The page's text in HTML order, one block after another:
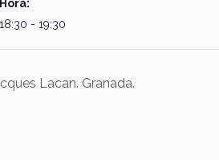
Hora:
18:30 - 19:30
Lacan. Granada.